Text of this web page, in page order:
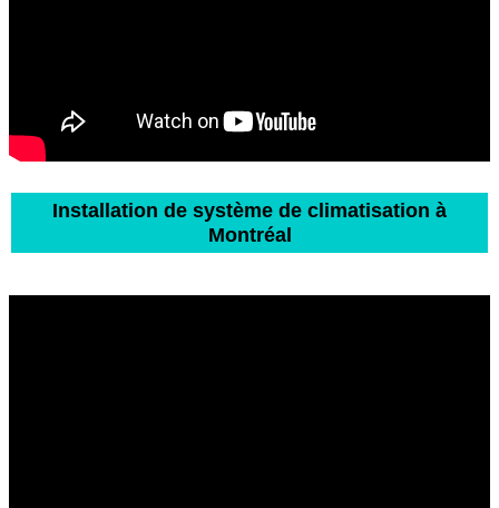
Installation de système de climatisation à
Montréal